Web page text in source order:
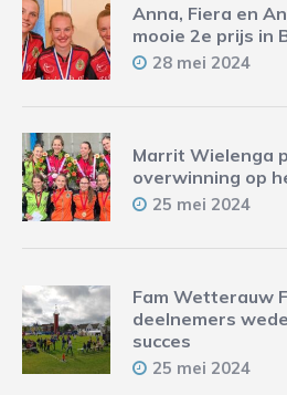
Anna, Fiera en
mooie 2e prijs in
28 mei 2024
Marrit Wielenga
overwinning op
25 mei 2024
Fam Wetterauw
deelnemers
succes
25 mei 2024